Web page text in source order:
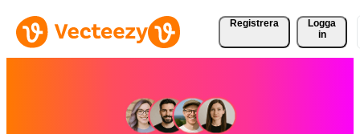
Registrera
Logga
in